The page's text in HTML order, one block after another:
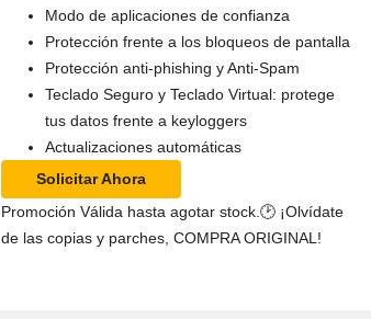
Modo de aplicaciones de confianza
Protección frente a los bloqueos de pantalla
Protección anti-phishing y Anti-Spam
Teclado Seguro y Teclado Virtual: protege
tus datos frente a keyloggers
Actualizaciones automáticas
Solicitar Ahora
Promoción Válida hasta agotar stock.⁣⁣⁣⁣🕑 ¡Olvídate
de las copias y parches, COMPRA ORIGINAL!